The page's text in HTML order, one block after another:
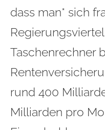
dass man* sich
Taschenrechner
rund 400
Milliarden pro